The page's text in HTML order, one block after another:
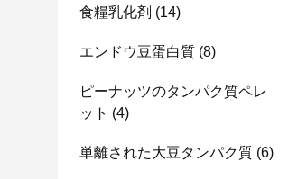
食糧乳化剤 (14)
エンドウ豆蛋白質 (8)
ピーナッツのタンパク質ペレ
ット (4)
単離された大豆タンパク質 (6)